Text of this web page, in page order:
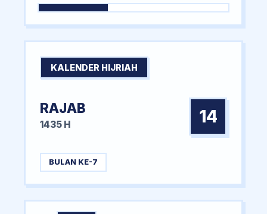
KALENDER HIJRIAH
RAJAB
1435 H 14
BULAN KE-7